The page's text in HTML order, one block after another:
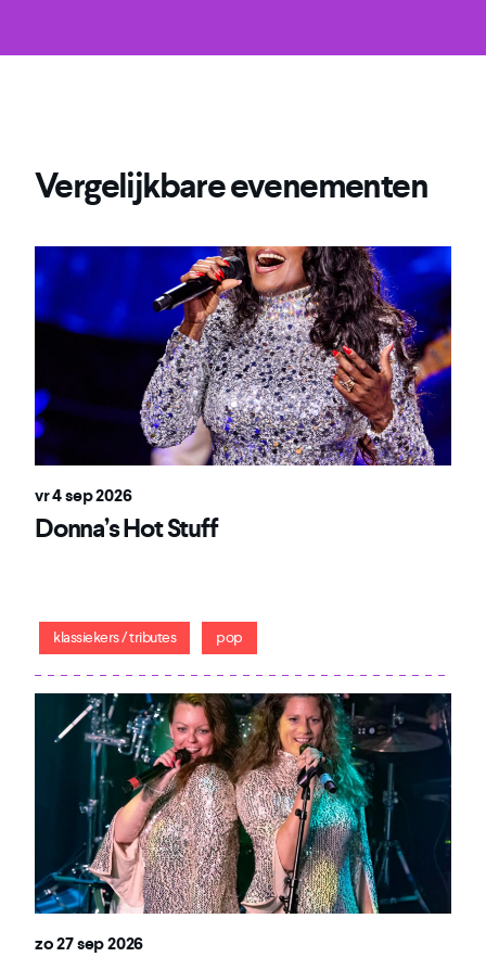
Vergelijkbare evenementen
vr 4 sep 2026
Donna’s Hot Stuff
klassiekers / tributes pop
zo 27 sep 2026